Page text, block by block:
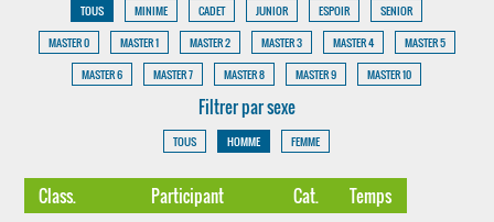
TOUS MINIME CADET JUNIOR ESPOIR
SENIOR
MASTER 0
MASTER 1 MASTER 2 MASTER 3 MASTER 4
MASTER 5
MASTER 6
MASTER 7 MASTER 8 MASTER 9 MASTER 10
Filtrer par sexe
TOUS HOMME FEMME
Class. Participant Cat. Temps